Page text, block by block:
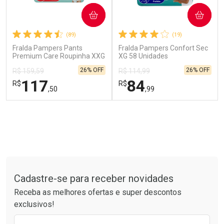
Comprar sem Desconto
Por R$ 119,90/cada
Comprar sem Desconto
Comprar sem Desconto
Por R$ 54,99/cada
Comprar sem Desconto
(89)
Fralda Pampers Pants
Premium Care Roupinha XXG
R$ 159,59
R$117,50
26% OFF
COMPRAR
(19)
Fralda Pampers Confort Sec
XG 58 Unidades
R$ 114,99
R$84,99
26% OFF
COMPRAR
Cadastre-se para receber novidades
Receba as melhores ofertas e super descontos
exclusivos!